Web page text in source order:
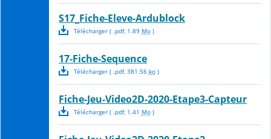
S17_Fiche-Eleve-Ardublock
Télécharger( .pdf, 1.89 Mo)
17-Fiche-Sequence
Télécharger( .pdf, 381.56 ko)
Fiche-Jeu-Video2D-2020-Etape3-Capteur
Télécharger( .pdf, 1.41 Mo)